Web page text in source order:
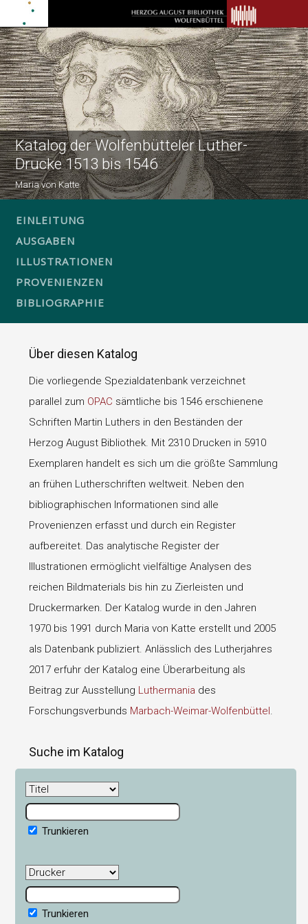
Katalog der Wolfenbütteler Luther-
Drucke 1513 bis 1546
Maria von Katte
EINLEITUNG
AUSGABEN
ILLUSTRATIONEN
PROVENIENZEN
BIBLIOGRAPHIE
Über diesen Katalog
Die vorliegende Spezialdatenbank verzeichnet
parallel zum OPAC sämtliche bis 1546 erschienene
Schriften Martin Luthers in den Beständen der
Herzog August Bibliothek. Mit 2310 Drucken in 5910
Exemplaren handelt es sich um die größte Sammlung
an frühen Lutherschriften weltweit. Neben den
bibliographischen Informationen sind alle
Provenienzen erfasst und durch ein Register
aufbereitet. Das analytische Register der
Illustrationen ermöglicht vielfältige Analysen des
reichen Bildmaterials bis hin zu Zierleisten und
Druckermarken. Der Katalog wurde in den Jahren
1970 bis 1991 durch Maria von Katte erstellt und 2005
als Datenbank publiziert. Anlässlich des Lutherjahres
2017 erfuhr der Katalog eine Überarbeitung als
Beitrag zur Ausstellung Luthermania des
Forschungsverbunds Marbach-Weimar-Wolfenbüttel.
Suche im Katalog
Trunkieren
Trunkieren